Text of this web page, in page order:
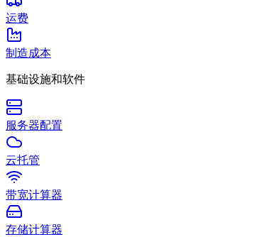
运费
制造成本
基础设施和软件
服务器配置
云托管
带宽计算器
存储计算器